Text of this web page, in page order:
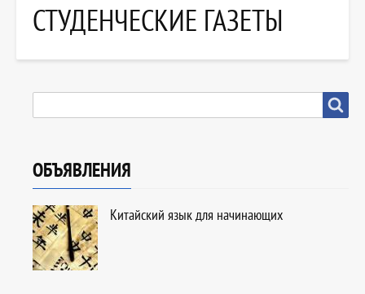
СТУДЕНЧЕСКИЕ ГАЗЕТЫ
ОБЪЯВЛЕНИЯ
Китайский язык для начинающих